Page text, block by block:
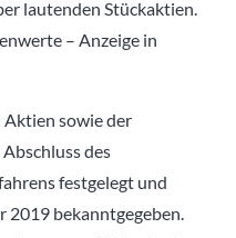
lautenden Stückaktien.
– Anzeige in
Aktien sowie der
des
festgelegt und
2019 bekanntgegeben.